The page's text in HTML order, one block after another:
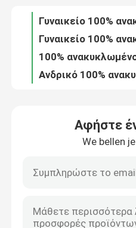
Ποιοτικός έλεγχος
Μας ελάτε σε επαφή με
Σακάκια αθλητικών σκι
Αθλητισμός κάτω από
Αφήστε
We bellen